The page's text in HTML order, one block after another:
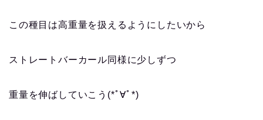
この種目は高重量を扱えるようにしたいから
ストレートバーカール同様に少しずつ
重量を伸ばしていこう(*ﾟ∀ﾟ*)